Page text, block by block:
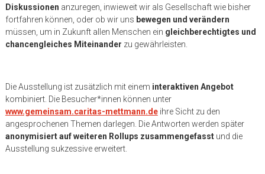
Diskussionen anzuregen, inwieweit wir als Gesellschaft wie bisher
fortfahren können, oder ob wir uns bewegen und verändern
müssen, um in Zukunft allen Menschen ein gleichberechtigtes und
chancengleiches Miteinander zu gewährleisten.
Die Ausstellung ist zusätzlich mit einem interaktiven Angebot
kombiniert. Die Besucher*innen können unter
www.gemeinsam.caritas-mettmann.deihre Sicht zu den
angesprochenen Themen darlegen. Die Antworten werden später
anonymisiert auf weiteren Rollups zusammengefasstund die
Ausstellung sukzessive erweitert.